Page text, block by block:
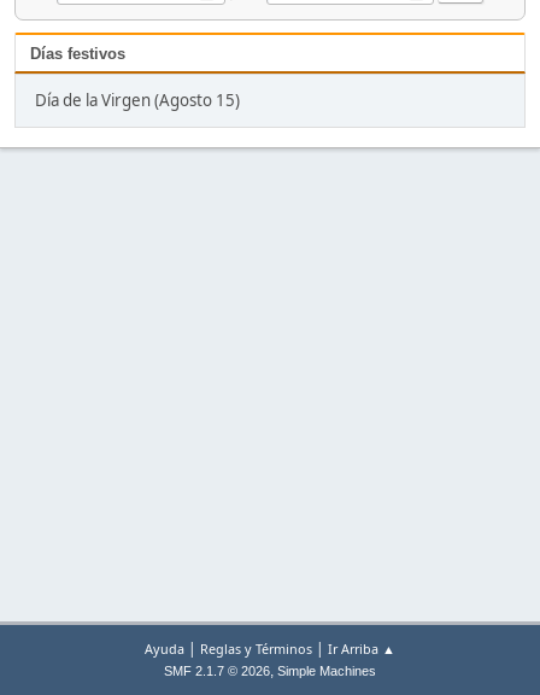
Días festivos
Día de la Virgen (Agosto 15)
Ayuda | Reglas y Términos | Ir Arriba ▲
SMF 2.1.7 © 2026, Simple Machines